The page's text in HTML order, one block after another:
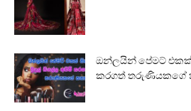
ඔන්ලයින් පේමට් එකක්
කරගත් තරුණියකගේ